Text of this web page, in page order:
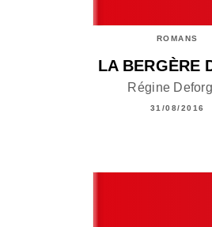
ROMANS
LA BERGÈRE
Régine
31/08/2016